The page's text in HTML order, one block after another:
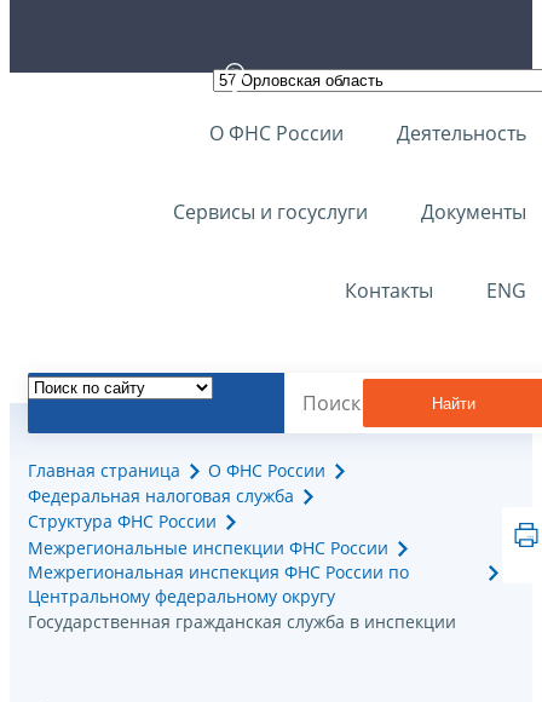
О ФНС России Деятельность
Сервисы и госуслуги Документы
Контакты ENG
Найти
Главная страница
О ФНС России
Федеральная налоговая служба
Структура ФНС России
Межрегиональные инспекции ФНС России
Межрегиональная инспекция ФНС России по
Центральному федеральному округу
Государственная гражданская служба в инспекции